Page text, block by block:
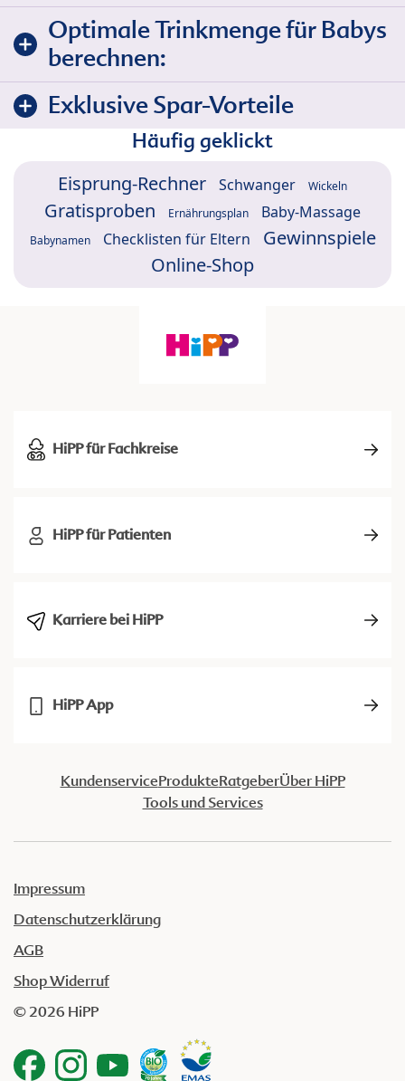
Optimale Trinkmenge für Babys
berechnen:
Exklusive Spar-Vorteile
Häufig geklickt
Eisprung-Rechner Schwanger Wickeln
Gratisproben Ernährungsplan Baby-Massage
Babynamen Checklisten für Eltern
Gewinnspiele
Online-Shop
HiPP für Fachkreise
HiPP für Patienten
Karriere bei HiPP
HiPP App
KundenserviceProdukteRatgeberÜber HiPP
Tools und Services
Impressum
Datenschutzerklärung
AGB
Shop Widerruf
© 2026 HiPP